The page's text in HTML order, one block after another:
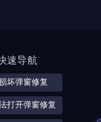
速导航
坏弹窗修复
打开弹窗修复